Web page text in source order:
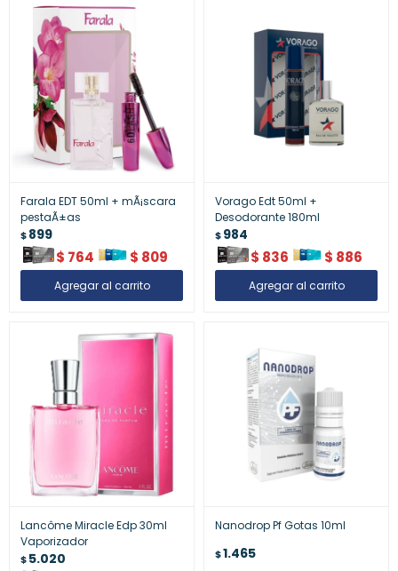
Farala EDT 50ml + mÃ¡scara
pestaÃ±as
$899
$ 764 $ 809
Vorago Edt 50ml +
Desodorante 180ml
$984
$ 836 $ 886
Lancôme Miracle Edp 30ml
Vaporizador
$5.020
Nanodrop Pf Gotas 10ml
$1.465